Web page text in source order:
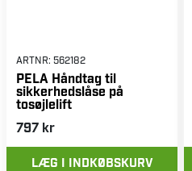
ARTNR: 562182
PELA Håndtag til
sikkerhedslåse på
tosøjlelift
797 kr
LÆG I INDKØBSKURV